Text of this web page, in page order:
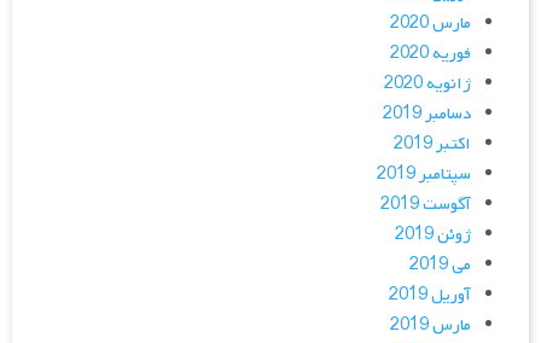
مارس 2020
فوریه 2020
ژانویه 2020
دسامبر 2019
اکتبر 2019
سپتامبر 2019
آگوست 2019
ژوئن 2019
می 2019
آوریل 2019
مارس 2019